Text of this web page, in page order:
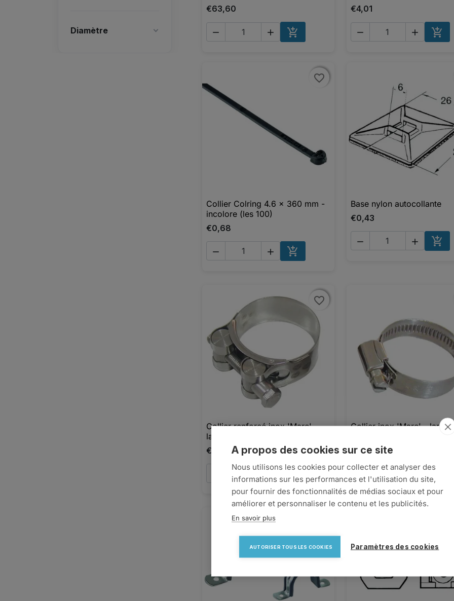
A propos des cookies sur ce site
Nous utilisons les cookies pour collecter et analyser des
informations sur les performances et l'utilisation du site,
pour fournir des fonctionnalités de médias sociaux et pour
améliorer et personnaliser le contenu et les publicités.
En savoir plus
AUTORISER TOUS LES COOKIES Paramètres des cookies
Diamètre
€63,60
  
AJOUTER AU PANIER
€4,01
  
favorite_border
favorite_border
 Aperçu rapide
Collier Colring 4.6 x 360 mm -
incolore (les 100)
€0,68
  
AJOUTER AU PANIER
 Aperçu rapide
Base nylon autocollante
€0,43
  
favorite_border
favorite_border
Collier renforcé inox 'Mare',
largeur 22mm, ø 47-50mm
€6,72

AJOUTER AU PANIER
Aperçu rapide
Collier inox 'Mare' -
€1,39
  